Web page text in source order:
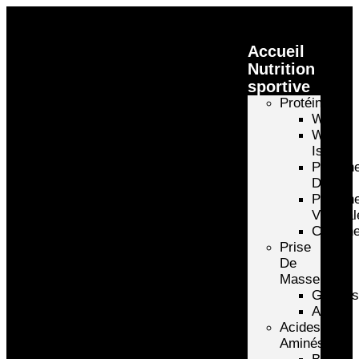
Accueil
Nutrition
sportive
Protéines
Whey
Whey
Isolate
D’oeuf
Prise
De
Masse
Gainers
Autre
Acides
Aminés